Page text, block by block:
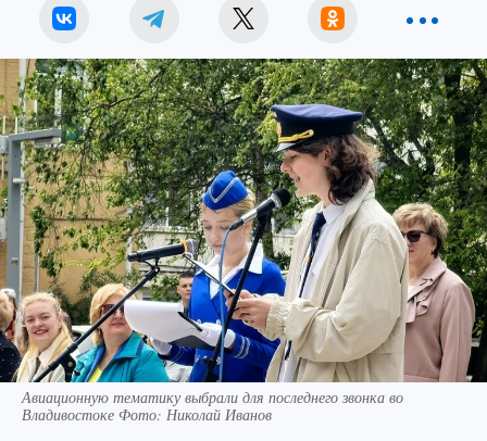
Авиационную тематику выбрали для последнего звонка во
Владивостоке Фото: Николай Иванов